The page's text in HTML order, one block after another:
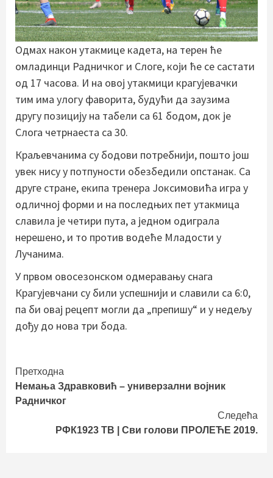
Одмах након утакмице кадета, на терен ће
омладинци Радничког и Слоге, који ће се састати
од 17 часова. И на овој утакмици крагујевачки
тим има улогу фаворита, будући да заузима
другу позицију на табели са 61 бодом, док је
Слога четрнаеста са 30.
Краљевчанима су бодови потребнији, пошто још
увек нису у потпуности обезбедили опстанак. Са
друге стране, екипа тренера Јоксимовића игра у
одличној форми и на последњих пет утакмица
славила је четири пута, а једном одиграла
нерешено, и то против водеће Младости у
Лучанима.
У првом овосезонском одмеравању снага
Крагујевчани су били успешнији и славили са 6:0,
па би овај рецепт могли да „препишу“ и у недељу
дођу до нова три бода.
Continue
Reading
Претходна
Немања Здравковић – универзални војник
Радничког
Следећа
РФК1923 ТВ | Сви голови ПРОЛЕЋЕ 2019.